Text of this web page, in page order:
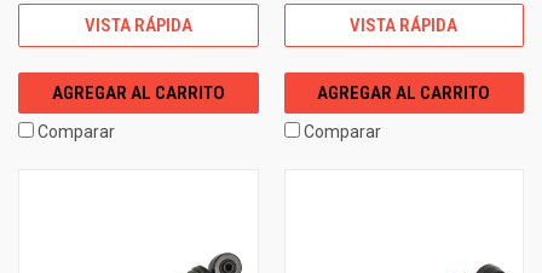
VISTA RÁPIDA
AGREGAR AL CARRITO
Comparar
VISTA RÁPIDA
AGREGAR AL CARRITO
Comparar